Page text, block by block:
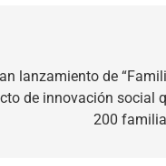
lanzamiento de
de innovación social
200